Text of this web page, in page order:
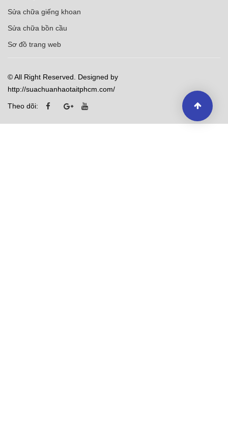
Sửa chữa giếng khoan
Sửa chữa bồn cầu
Sơ đồ trang web
© All Right Reserved. Designed by
http://suachuanhaotaitphcm.com/
Theo dõi: